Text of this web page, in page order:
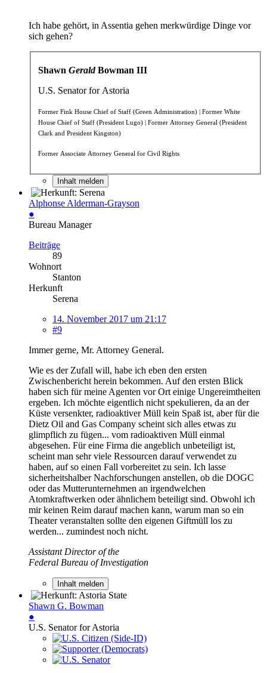
Ich habe gehört, in Assentia gehen merkwürdige Dinge vor
sich gehen?
Shawn GeraldBowman III
U.S. Senator for Astoria
Former Fink House Chief of Staff (Green Administration) | Former White
House Chief of Staff (President Lugo) | Former Attorney General (President
Clark and President Kingston)
Former Associate Attorney General for Civil Rights
Inhalt melden
Alphonse Alderman-Grayson
●
Bureau Manager
Beiträge
89
Wohnort
Stanton
Herkunft
Serena
14. November 2017 um 21:17
#9
Immer gerne, Mr. Attorney General.
Wie es der Zufall will, habe ich eben den ersten
Zwischenbericht herein bekommen. Auf den ersten Blick
haben sich für meine Agenten vor Ort einige Ungereimtheiten
ergeben. Ich möchte eigentlich nicht spekulieren, da an der
Küste versenkter, radioaktiver Müll kein Spaß ist, aber für die
Dietz Oil and Gas Company scheint sich alles etwas zu
glimpflich zu fügen... vom radioaktiven Müll einmal
abgesehen. Für eine Firma die angeblich unbeteiligt ist,
scheint man sehr viele Ressourcen darauf verwendet zu
haben, auf so einen Fall vorbereitet zu sein. Ich lasse
sicherheitshalber Nachforschungen anstellen, ob die DOGC
oder das Mutterunternehmen an irgendwelchen
Atomkraftwerken oder ähnlichem beteiligt sind. Obwohl ich
mir keinen Reim darauf machen kann, warum man so ein
Theater veranstalten sollte den eigenen Giftmüll los zu
werden... zumindest noch nicht.
Assistant Director of the
Federal Bureau of Investigation
Inhalt melden
Shawn G. Bowman
●
U.S. Senator for Astoria